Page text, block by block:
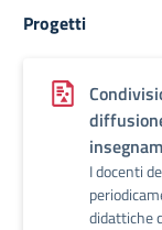
Progetti
I docenti
didattiche